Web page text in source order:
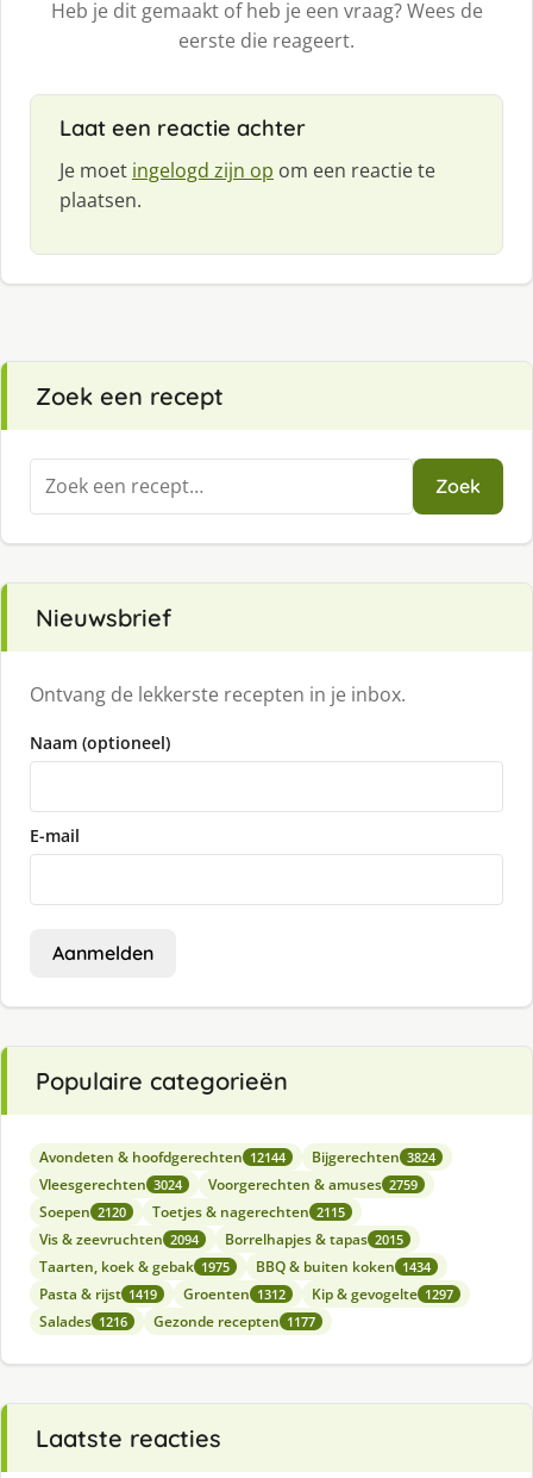
Heb je dit gemaakt of heb je een vraag? Wees de
eerste die reageert.
Laat een reactie achter
Je moet ingelogd zijn op om een reactie te
plaatsen.
Zoek een recept
Zoeken
naar:
Zoek
Nieuwsbrief
Ontvang de lekkerste recepten in je inbox.
Naam (optioneel)
E-mail
Aanmelden
Populaire categorieën
Avondeten & hoofdgerechten 12144 Bijgerechten 3824
Vleesgerechten 3024 Voorgerechten & amuses 2759
Soepen 2120 Toetjes & nagerechten 2115
Vis & zeevruchten 2094 Borrelhapjes & tapas 2015
Taarten, koek & gebak 1975 BBQ & buiten koken 1434
Pasta & rijst 1419 Groenten 1312 Kip & gevogelte 1297
Salades 1216 Gezonde recepten 1177
Laatste reacties